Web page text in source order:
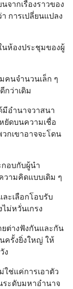
จากเรื่องราวของ
การเปลี่ยนแปลง
นห้องประชุมของผู้
คนจำนวนเล็ก ๆ
ว่าเดิม
อำนาจวาสนา
ยัดบนความเชื่อ
กเขาอาจจะโดน
อบกับผู้นำ
ามคิดแบบเดิม ๆ
ะเลือกโอบรับ
ม่หวั่นเกรง
ยต่างฟังกันและกัน
ครั้งยิ่งใหญ่ ให้
ง
ช่แค่การเอาตัว
ระดับมหาอำนาจ